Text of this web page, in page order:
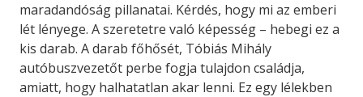
maradandóság pillanatai. Kérdés, hogy mi az emberi
lét lényege. A szeretetre való képesség – hebegi ez a
kis darab. A darab főhősét, Tóbiás Mihály
autóbuszvezetőt perbe fogja tulajdon családja,
amiatt, hogy halhatatlan akar lenni. Ez egy lélekben